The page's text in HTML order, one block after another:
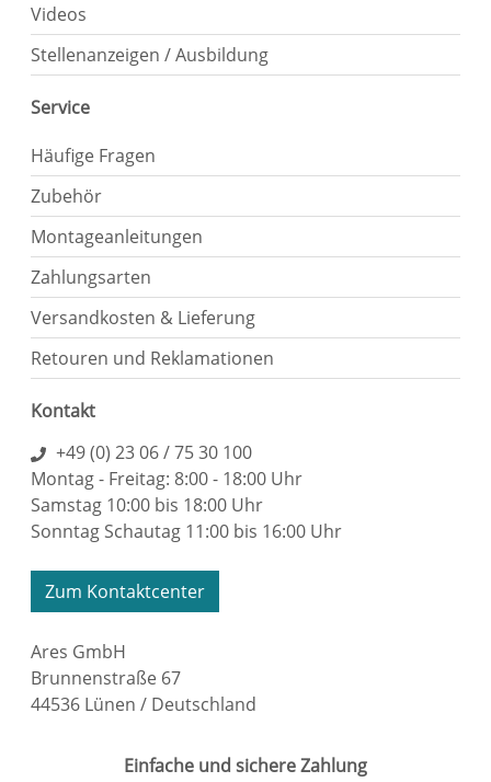
Videos
Stellenanzeigen / Ausbildung
Service
Häufige Fragen
Zubehör
Montageanleitungen
Zahlungsarten
Versandkosten & Lieferung
Retouren und Reklamationen
Kontakt
+49 (0) 23 06 / 75 30 100
Montag - Freitag: 8:00 - 18:00 Uhr
Samstag 10:00 bis 18:00 Uhr
Sonntag Schautag 11:00 bis 16:00 Uhr
Zum Kontaktcenter
Ares GmbH
Brunnenstraße 67
44536 Lünen / Deutschland
Einfache und sichere Zahlung